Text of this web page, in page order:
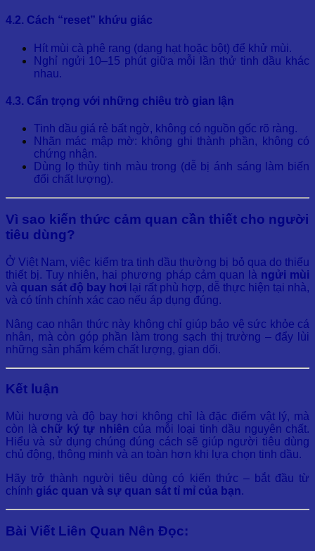
4.2. Cách “reset” khứu giác
Hít mùi cà phê rang (dạng hạt hoặc bột) để khử mùi.
Nghỉ ngửi 10–15 phút giữa mỗi lần thử tinh dầu khác
nhau.
4.3. Cẩn trọng với những chiêu trò gian lận
Tinh dầu giá rẻ bất ngờ, không có nguồn gốc rõ ràng.
Nhãn mác mập mờ: không ghi thành phần, không có
chứng nhận.
Dùng lọ thủy tinh màu trong (dễ bị ánh sáng làm biến
đổi chất lượng).
Vì sao kiến thức cảm quan cần thiết cho người
tiêu dùng?
Ở Việt Nam, việc kiểm tra tinh dầu thường bị bỏ qua do thiếu
thiết bị. Tuy nhiên, hai phương pháp cảm quan là ngửi mùi
và quan sát độ bay hơi lại rất phù hợp, dễ thực hiện tại nhà,
và có tính chính xác cao nếu áp dụng đúng.
Nâng cao nhận thức này không chỉ giúp bảo vệ sức khỏe cá
nhân, mà còn góp phần làm trong sạch thị trường – đẩy lùi
những sản phẩm kém chất lượng, gian dối.
Kết luận
Mùi hương và độ bay hơi không chỉ là đặc điểm vật lý, mà
còn là chữ ký tự nhiên của mỗi loại tinh dầu nguyên chất.
Hiểu và sử dụng chúng đúng cách sẽ giúp người tiêu dùng
chủ động, thông minh và an toàn hơn khi lựa chọn tinh dầu.
Hãy trở thành người tiêu dùng có kiến thức – bắt đầu từ
chính giác quan và sự quan sát tỉ mỉ của bạn.
Bài Viết Liên Quan Nên Đọc: